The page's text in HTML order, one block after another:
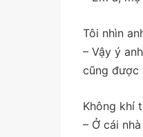
Tôi nhìn
– Vậy ý
cũng được
Không khí
– Ở cái